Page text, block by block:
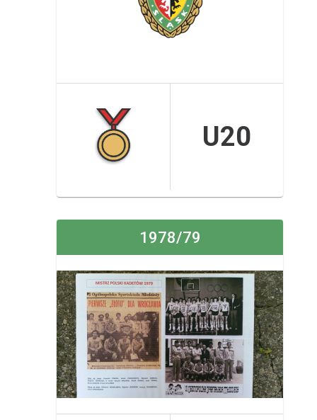
U20
1978/79